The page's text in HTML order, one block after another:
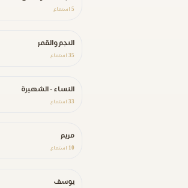
5 استماع
النجم والقمر
35 استماع
النساء - الشهيرة
33 استماع
مريم
10 استماع
يوسف